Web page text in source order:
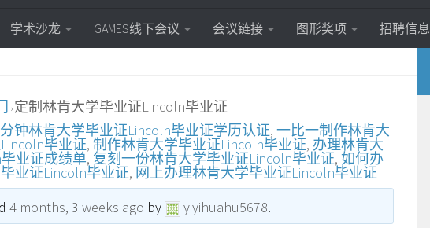
学术沙龙 GAMES线下会议 会议链接 图形奖项 招聘信息
› 定制林肯大学毕业证Lincoln毕业证
钟林肯大学毕业证Lincoln毕业证学历认证, 一比一制作林肯大
毕业证, 制作林肯大学毕业证Lincoln毕业证, 办理林肯大
业证成绩单, 复刻一份林肯大学毕业证Lincoln毕业证, 如何办
业证Lincoln毕业证, 网上办理林肯大学毕业证Lincoln毕业证
4 months, 3 weeks ago by yiyihuahu5678.